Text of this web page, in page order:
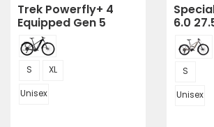
Trek Powerfly+ 4
Equipped Gen 5
S
XL
Unisex
6.0
S
Unisex